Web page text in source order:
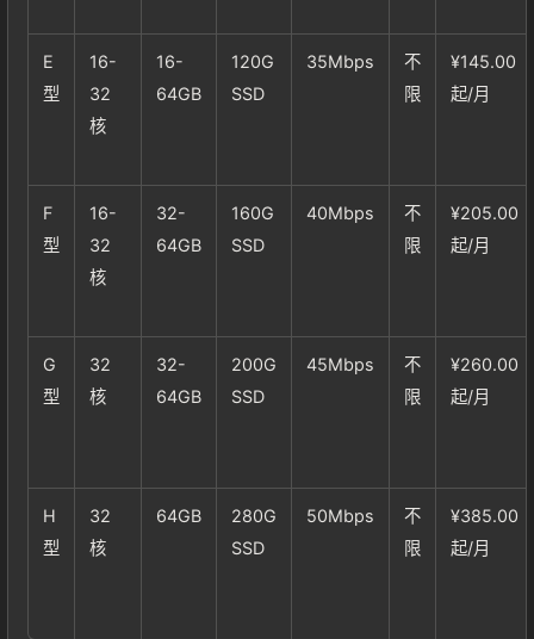
E
型
16-
32
核
16-
64GB
120G
SSD
35Mbps
不
限
¥145.00
起/月
F
型
16-
32
核
32-
64GB
160G
SSD
40Mbps
不
限
¥205.00
起/月
G
型
32
核
32-
64GB
200G
SSD
45Mbps
不
限
¥260.00
起/月
H
型
32
核
64GB
280G
SSD
50Mbps
不
限
¥385.00
起/月
没有账号？立即注册
登录
用户协议